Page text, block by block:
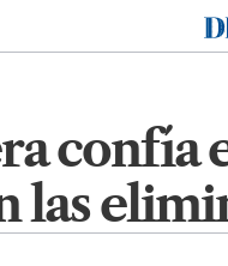
confía
las